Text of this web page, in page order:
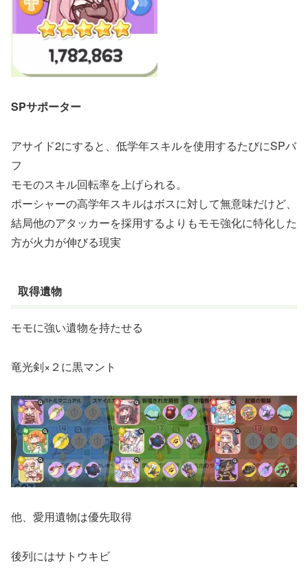
SPサポーター
アサイド2にすると、低学年スキルを使用するたびにSPバ
フ
モモのスキル回転率を上げられる。
ポーシャーの高学年スキルはボスに対して無意味だけど、
結局他のアタッカーを採用するよりもモモ強化に特化した
方が火力が伸びる現実
取得遺物
モモに強い遺物を持たせる
竜光剣×２に黒マント
他、愛用遺物は優先取得
後列にはサトウキビ